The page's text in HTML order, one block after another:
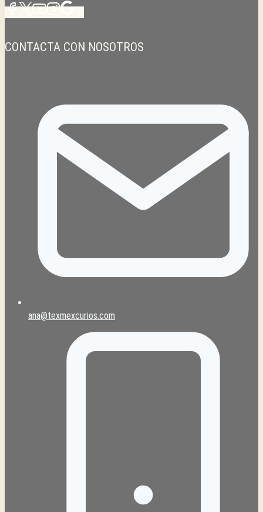
CONTACTA CON NOSOTROS
ana@texmexcurios.com